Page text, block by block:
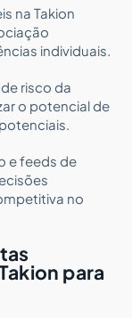
na Takion
individuais.
risco da
o potencial de
e feeds de
no
para